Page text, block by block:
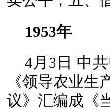
1953年
4月3日 中
《领导农业
议》汇编成《